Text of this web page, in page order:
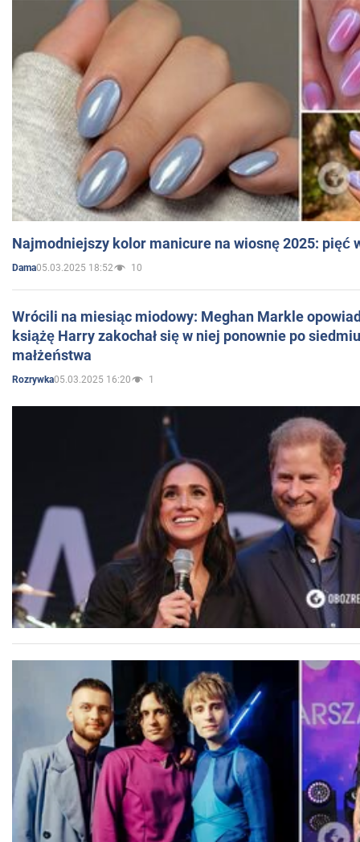
Najmodniejszy kolor manicure na wiosnę 2025: pięć
Dama05.03.2025 18:52 10
Wrócili na miesiąc miodowy: Meghan Markle
książę Harry zakochał się w niej ponownie po
małżeństwa
Rozrywka05.03.2025 16:20 1